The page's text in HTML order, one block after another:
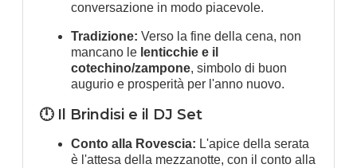
conversazione in modo piacevole.
Tradizione: Verso la fine della cena, non
mancano le lenticchie e il
cotechino/zampone, simbolo di buon
augurio e prosperità per l'anno nuovo.
🕛 Il Brindisi e il DJ Set
Conto alla Rovescia: L'apice della serata
è l'attesa della mezzanotte, con il conto alla